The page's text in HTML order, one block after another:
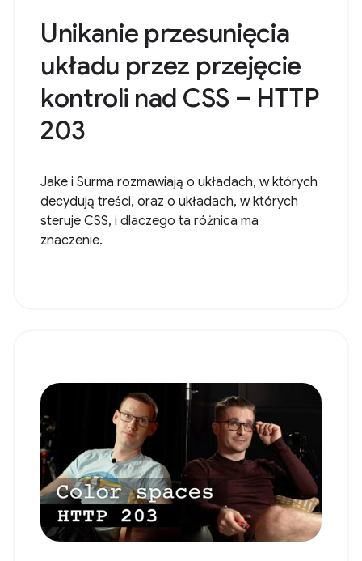
Unikanie przesunięcia
układu przez przejęcie
kontroli nad CSS – HTTP
203
Jake i Surma rozmawiają o układach, w których
decydują treści, oraz o układach, w których
steruje CSS, i dlaczego ta różnica ma
znaczenie.